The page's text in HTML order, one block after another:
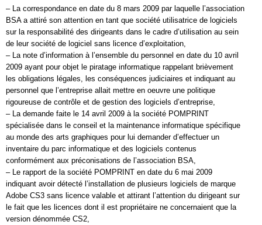
– La correspondance en date du 8 mars 2009 par laquelle l’association
BSA a attiré son attention en tant que société utilisatrice de logiciels
sur la responsabilité des dirigeants dans le cadre d’utilisation au sein
de leur société de logiciel sans licence d’exploitation,
– La note d’information à l’ensemble du personnel en date du 10 avril
2009 ayant pour objet le piratage informatique rappelant brièvement
les obligations légales, les conséquences judiciaires et indiquant au
personnel que l’entreprise allait mettre en oeuvre une politique
rigoureuse de contrôle et de gestion des logiciels d’entreprise,
– La demande faite le 14 avril 2009 à la société POMPRINT
spécialisée dans le conseil et la maintenance informatique spécifique
au monde des arts graphiques pour lui demander d’effectuer un
inventaire du parc informatique et des logiciels contenus
conformément aux préconisations de l’association BSA,
– Le rapport de la société POMPRINT en date du 6 mai 2009
indiquant avoir détecté l’installation de plusieurs logiciels de marque
Adobe CS3 sans licence valable et attirant l’attention du dirigeant sur
le fait que les licences dont il est propriétaire ne concernaient que la
version dénommée CS2,